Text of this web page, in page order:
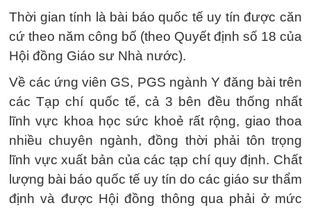
Thời gian tính là bài báo quốc tế uy tín được căn
cứ theo năm công bố (theo Quyết định số 18 của
Hội đồng Giáo sư Nhà nước).
Về các ứng viên GS, PGS ngành Y đăng bài trên
các Tạp chí quốc tế, cả 3 bên đều thống nhất
lĩnh vực khoa học sức khoẻ rất rộng, giao thoa
nhiều chuyên ngành, đồng thời phải tôn trọng
lĩnh vực xuất bản của các tạp chí quy định. Chất
lượng bài báo quốc tế uy tín do các giáo sư thẩm
định và được Hội đồng thông qua phải ở mức